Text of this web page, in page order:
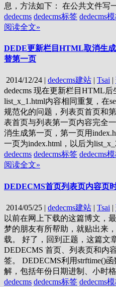
息，方法如下： 在公共文件
dedecms dedecms标签 dedecms
阅读全文»
DEDE更新栏目HTML取消生
替第一页
2014/12/24 | dedecms建站 | Tsai |
dedecms 现在更新栏目HTML后
list_x_1.html内容相同重复，在
规范化的问题，列表页首页和
表首页与列表第一页内容完全
消生成第一页，第一页用
一页为index.html，以后为
dedecms dedecms标签 dedecms
阅读全文»
DEDECMS首页列表页内容页
2014/05/25 | dedecms建站 | Tsai |
以前在网上下载的这篇博文，
梦的朋友有所帮助，就贴出来
载。 好了，回到正题，这篇文
DEDECMS 首页、列表页和内
签。 DEDECMS利用strftime()
解，包括年份日期进制、小时
dedecms dedecms标签 dedecms